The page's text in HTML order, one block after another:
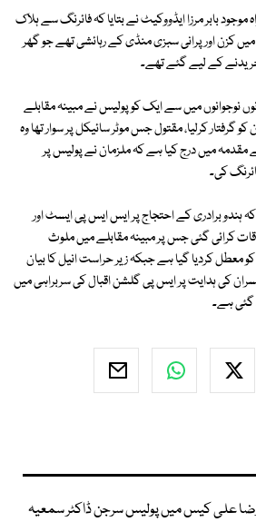
بابر مرزا ایڈووکیٹ نے بتایا کہ فائرنگ سے ہلاک
میں کزن اور پرانی سبزی منڈی کے رہائشی تھے جو گھر
کے لیے گئے تھے۔
نوجوانوں میں سے ایک کو پولیس نے مبینہ مقابلے
کرلیا، مقتول جس موٹر سائیکل پر سوار تھا وہ
میں درج کیا ہے کہ ملزمان نے پولیس پر
کی۔
کہ ہندو برادری کے احتجاج پر ایس ایس پی ایسٹ اور
کرائی گئی جس پر مبینہ مقابلے میں ملوث
معطل کردیا گیا ہے جبکہ زیر حراست انیل کا بیان
کی ہدایت پر ایس پی گلشن اقبال کی سربراہی میں
گئی ہے۔
علی کیس میں پولیس سرجن ڈاکٹر سمعیہ